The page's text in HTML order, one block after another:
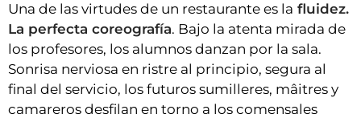
Una de las virtudes de un restaurante es la fluidez.
La perfecta coreografía. Bajo la atenta mirada de
los profesores, los alumnos danzan por la sala.
Sonrisa nerviosa en ristre al principio, segura al
final del servicio, los futuros sumilleres, mâitres y
camareros desfilan en torno a los comensales